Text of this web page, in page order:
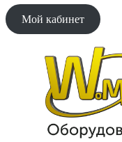
Мой кабинет